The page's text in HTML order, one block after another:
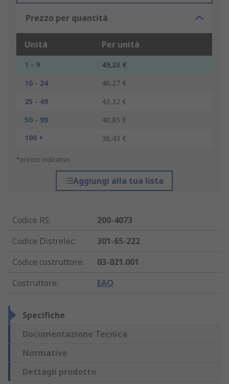
Prezzo per quantità
Unità Per unità
1 - 9
49,23 €
10 - 24
46,27 €
25 - 49
43,32 €
50 - 99
40,85 €
100 +
36,43 €
*prezzo indicativo
Aggiungi alla tua lista
Codice RS:
200-4073
Codice Distrelec:
301-65-222
Codice costruttore:
03-021.001
Costruttore: EAO
Specifiche
Documentazione Tecnica
Normative
Dettagli prodotto